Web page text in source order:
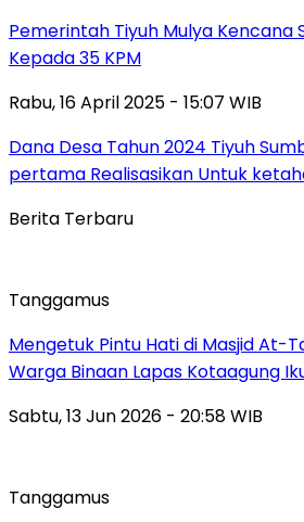
Pemerintah Tiyuh Mulya Kencana
Kepada 35 KPM
Rabu, 16 April 2025 - 15:07 WIB
Dana Desa Tahun 2024 Tiyuh
pertama Realisasikan Untuk
Berita Terbaru
Tanggamus
Mengetuk Pintu Hati di Masjid At-
Warga Binaan Lapas Kotaagung
Sabtu, 13 Jun 2026 - 20:58 WIB
Tanggamus